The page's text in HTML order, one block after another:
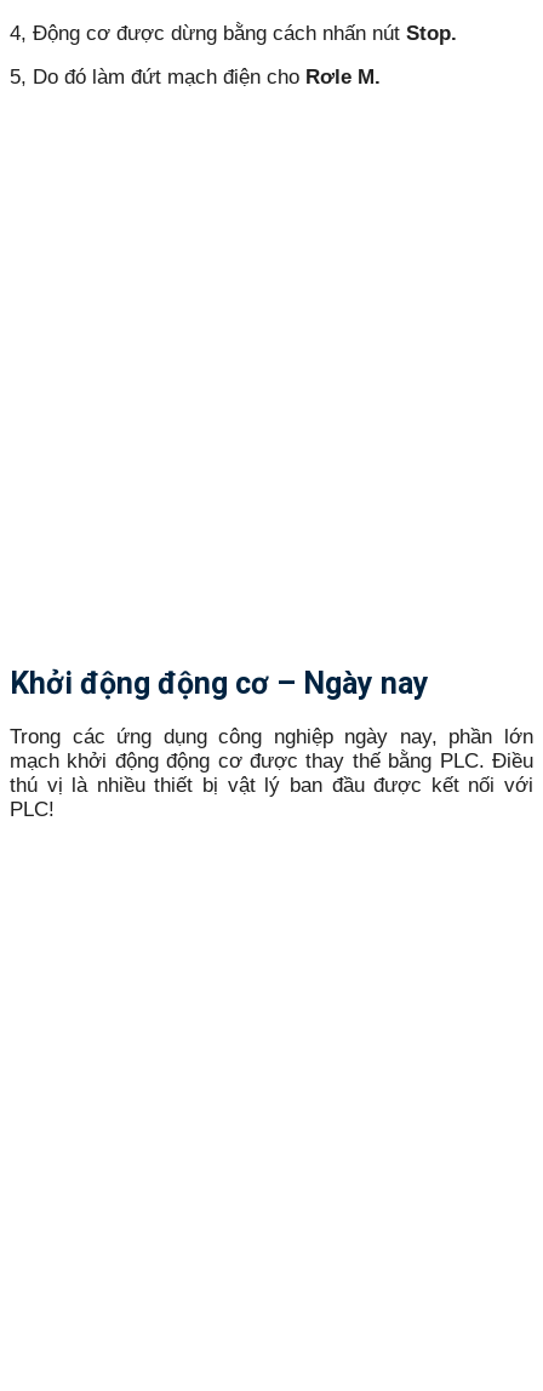
4, Động cơ được dừng bằng cách nhấn nút Stop.
5, Do đó làm đứt mạch điện cho Rơle M.
Khởi động động cơ – Ngày nay
Trong các ứng dụng công nghiệp ngày nay, phần lớn
mạch khởi động động cơ được thay thế bằng PLC. Điều
thú vị là nhiều thiết bị vật lý ban đầu được kết nối với
PLC!